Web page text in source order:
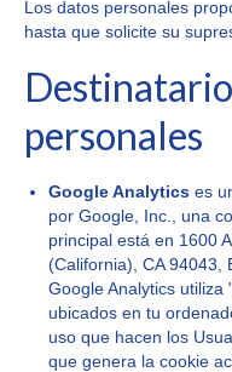
Los datos personales
hasta que solicite su
personales
Google Analytics es
por Google, Inc., una
principal está en 1600
(California), CA 94043,
Google Analytics
ubicados en tu
uso que hacen los
que genera la cookie